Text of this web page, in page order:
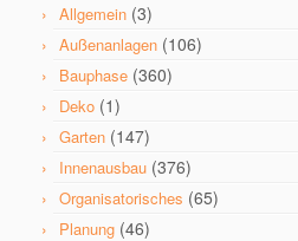
Allgemein (3)
Außenanlagen (106)
Bauphase (360)
Deko (1)
Garten (147)
Innenausbau (376)
Organisatorisches (65)
Planung (46)